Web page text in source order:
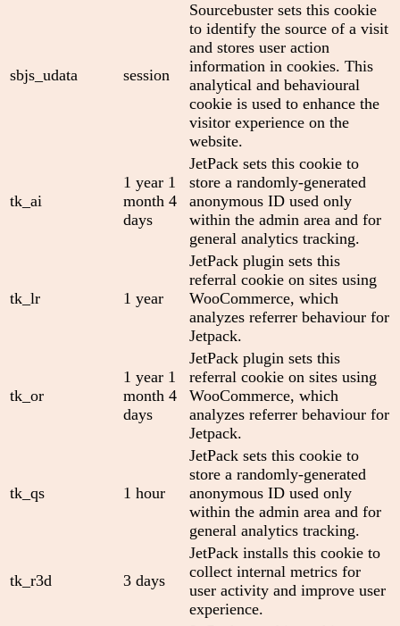
sbjs_udata session
Sourcebuster sets this cookie
to identify the source of a visit
and stores user action
information in cookies. This
analytical and behavioural
cookie is used to enhance the
visitor experience on the
website.
tk_ai
1 year 1
month 4
days
JetPack sets this cookie to
store a randomly-generated
anonymous ID used only
within the admin area and for
general analytics tracking.
tk_lr 1 year
JetPack plugin sets this
referral cookie on sites using
WooCommerce, which
analyzes referrer behaviour for
Jetpack.
tk_or
1 year 1
month 4
days
JetPack plugin sets this
referral cookie on sites using
WooCommerce, which
analyzes referrer behaviour for
Jetpack.
tk_qs 1 hour
JetPack sets this cookie to
store a randomly-generated
anonymous ID used only
within the admin area and for
general analytics tracking.
tk_r3d 3 days
JetPack installs this cookie to
collect internal metrics for
user activity and improve user
experience.